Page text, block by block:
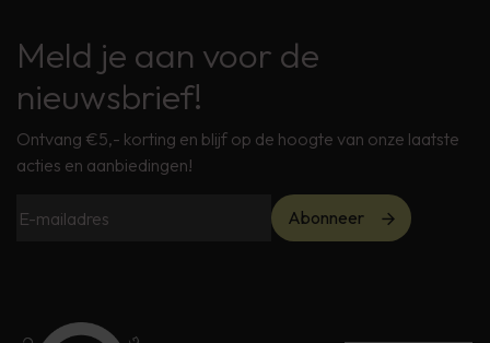
Meld je aan voor de
nieuwsbrief!
Ontvang €5,- korting en blijf op de hoogte van onze laatste
acties en aanbiedingen!
Abonneer